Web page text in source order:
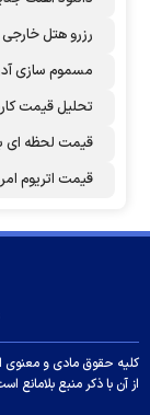
رزرو هتل خارجی
مسموم سازی
تحلیل قیمت
قیمت لحظه ای
قیمت اتریوم
کلیه حقوق مادی و معنوی
از آن با ذکر منبع بلامانع